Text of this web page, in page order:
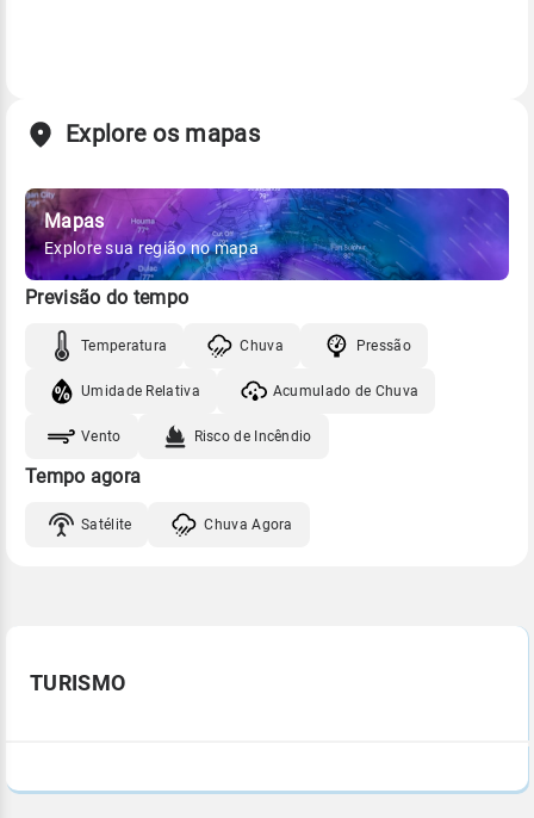
Explore os mapas
Mapas
Explore sua região no mapa
Previsão do tempo
Temperatura Chuva Pressão
Umidade Relativa Acumulado de Chuva
Vento Risco de Incêndio
Tempo agora
Satélite Chuva Agora
TURISMO